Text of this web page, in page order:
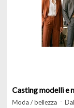
Casting modelli e
Moda / bellezza